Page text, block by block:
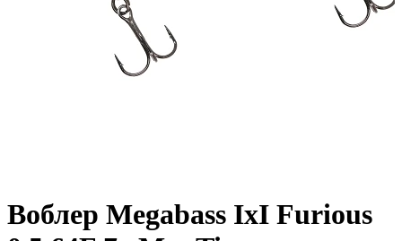
Воблер Megabass IxI Furious